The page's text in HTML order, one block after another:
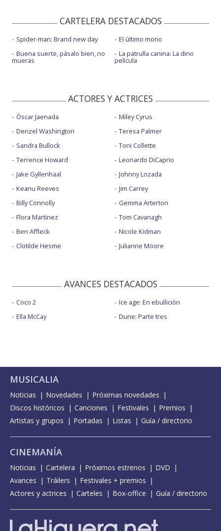
CARTELERA DESTACADOS
Spider-man: Brand new day
Buena suerte, pásalo bien, no
mueras
El último mono
La patrulla canina: La dino
película
ACTORES Y ACTRICES
Óscar Jaenada
Denzel Washington
Sandra Bullock
Terrence Howard
Jake Gyllenhaal
Keanu Reeves
Billy Connolly
Flora Martínez
Ben Affleck
Clotilde Hesme
Miley Cyrus
Teresa Palmer
Toni Collette
Leonardo DiCaprio
Johnny Lozada
Jim Carrey
Gemma Arterton
Tom Cavanagh
Nicole Kidman
Julianne Moore
AVANCES DESTACADOS
Coco 2
Ella McCay
Ice age: En ebullición
Dune: Parte tres
MUSICALIA
Noticias Novedades
Próximas novedades
Discos históricos
Canciones Festivales
Premios
Artistas y grupos
Portadas Listas Guía / directorio
CINEMANÍA
Noticias Cartelera Próximos estrenos
DVD
Avances
Tráilers
Festivales + premios
Actores y actrices
Carteles Box-office Guía / directorio